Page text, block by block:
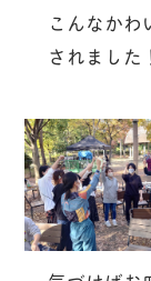
こんなかわ
されました